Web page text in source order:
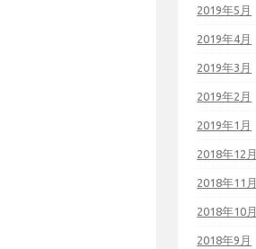
2019年5月
2019年4月
2019年3月
2019年2月
2019年1月
2018年12月
2018年11月
2018年10月
2018年9月